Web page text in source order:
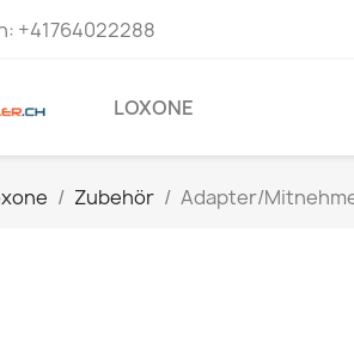
+41764022288
LOXONE
Zubehör Adapter/